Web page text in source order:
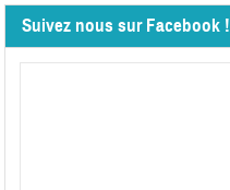
Suivez nous sur Facebook !